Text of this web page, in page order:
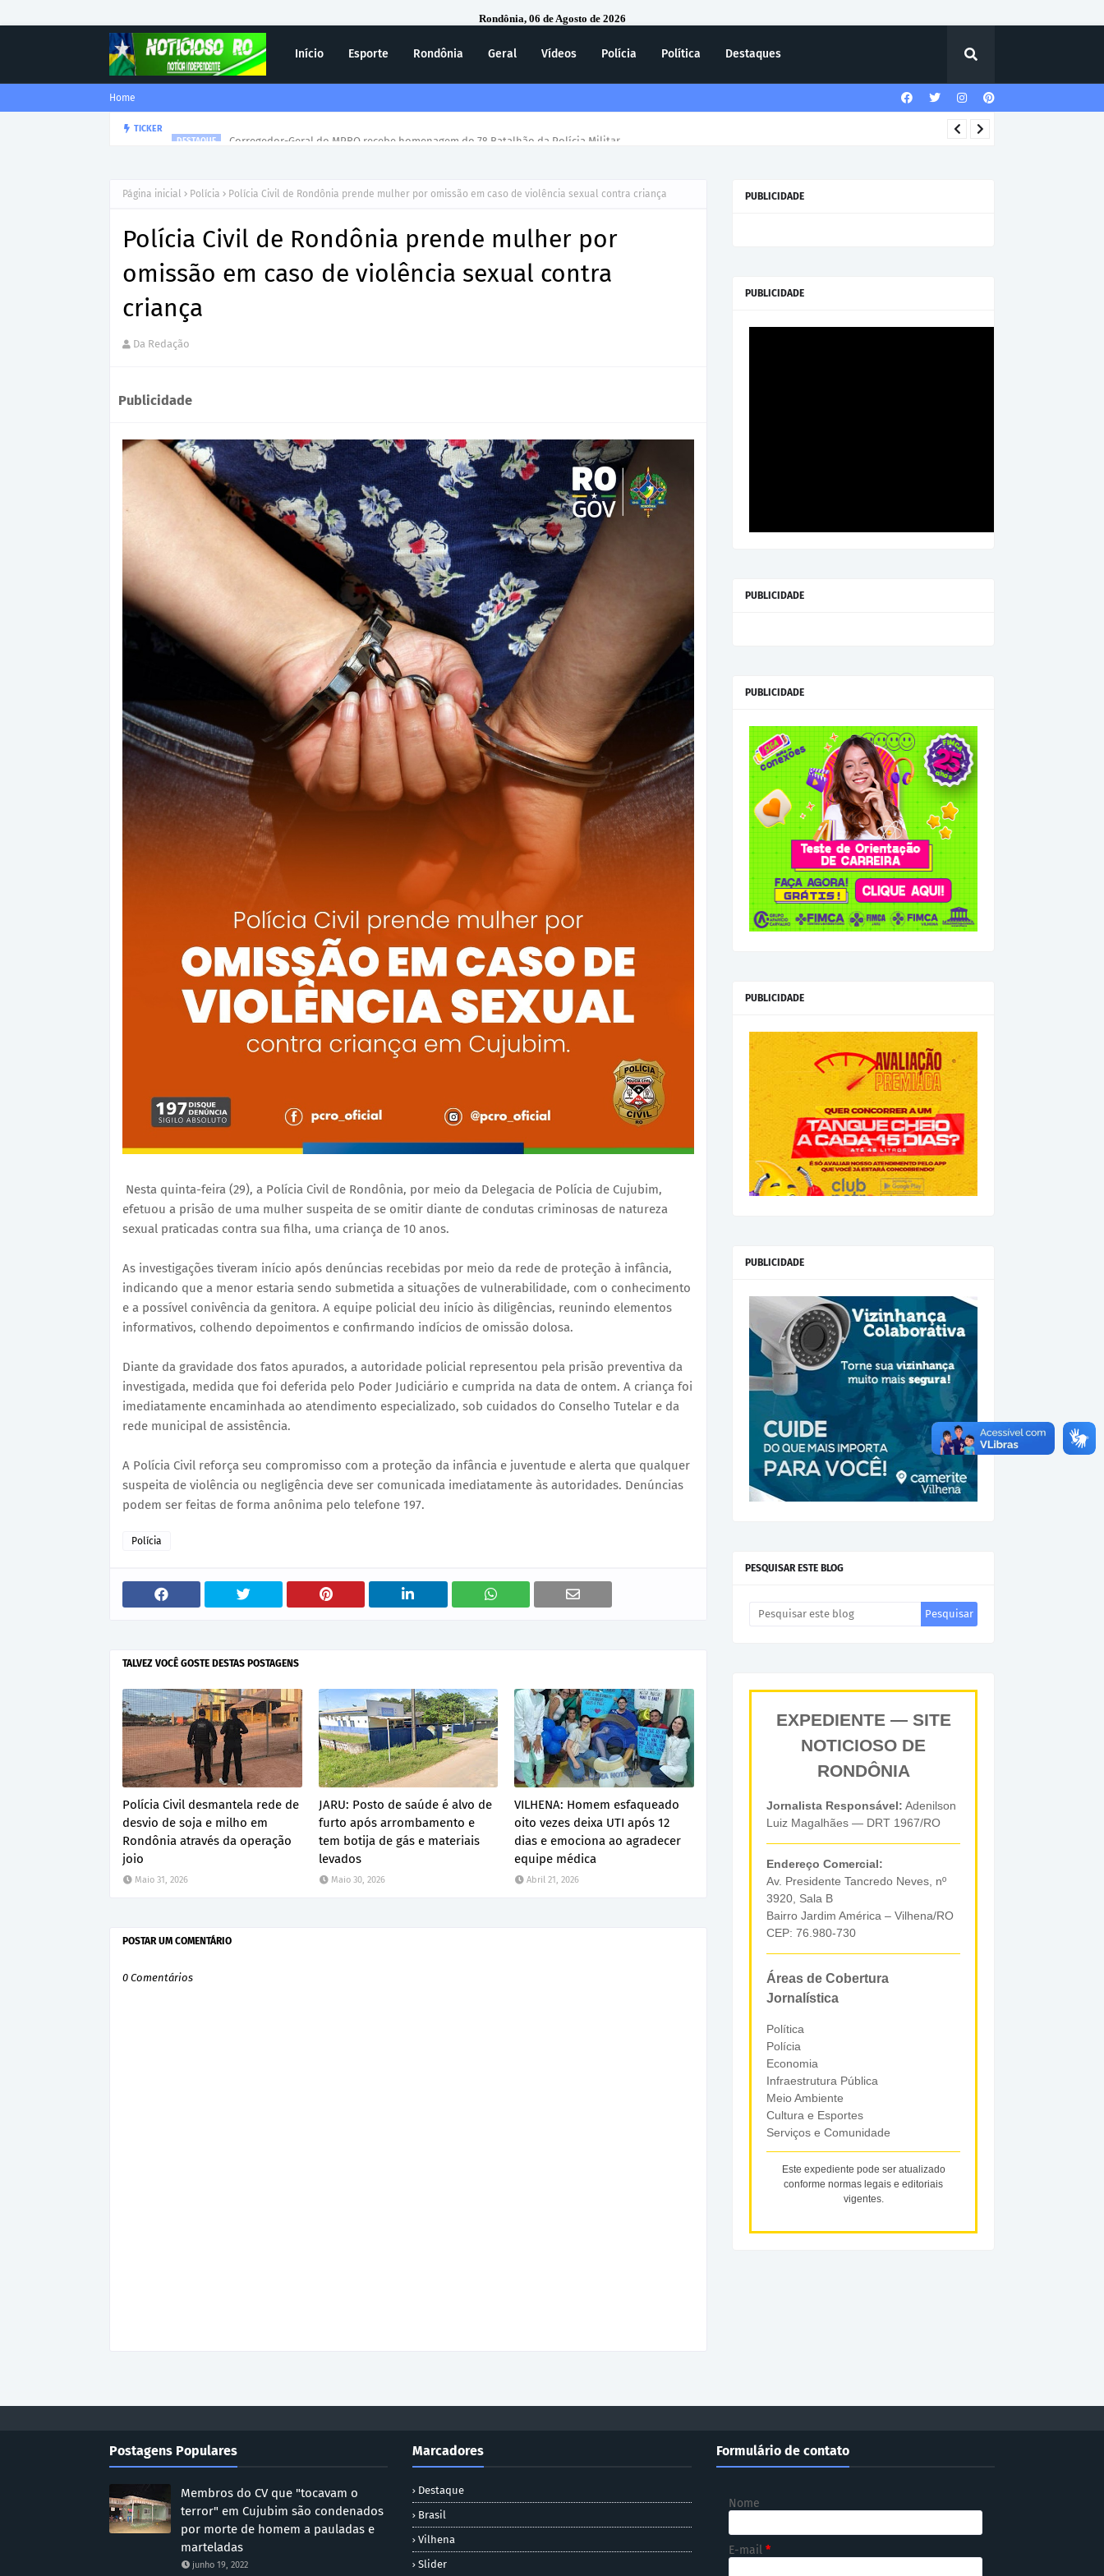
Rondônia, 06 de Agosto de 2026
Início Esporte Rondônia Geral Vídeos Polícia Política Destaques
Home
TICKER
Página inicial Polícia Polícia Civil de Rondônia prende mulher por omissão em caso de violência sexual contra criança
Polícia Civil de Rondônia prende mulher por
omissão em caso de violência sexual contra
criança
Da Redação
Publicidade
Nesta quinta-feira (29), a Polícia Civil de Rondônia, por meio da Delegacia de Polícia de Cujubim,
efetuou a prisão de uma mulher suspeita de se omitir diante de condutas criminosas de natureza
sexual praticadas contra sua filha, uma criança de 10 anos.
As investigações tiveram início após denúncias recebidas por meio da rede de proteção à infância,
indicando que a menor estaria sendo submetida a situações de vulnerabilidade, com o conhecimento
e a possível conivência da genitora. A equipe policial deu início às diligências, reunindo elementos
informativos, colhendo depoimentos e confirmando indícios de omissão dolosa.
Diante da gravidade dos fatos apurados, a autoridade policial representou pela prisão preventiva da
investigada, medida que foi deferida pelo Poder Judiciário e cumprida na data de ontem. A criança foi
imediatamente encaminhada ao atendimento especializado, sob cuidados do Conselho Tutelar e da
rede municipal de assistência.
A Polícia Civil reforça seu compromisso com a proteção da infância e juventude e alerta que qualquer
suspeita de violência ou negligência deve ser comunicada imediatamente às autoridades. Denúncias
podem ser feitas de forma anônima pelo telefone 197.
Polícia
TALVEZ VOCÊ GOSTE DESTAS POSTAGENS
Polícia Civil desmantela rede de
desvio de soja e milho em
Rondônia através da operação
joio
Maio 31, 2026
JARU: Posto de saúde é alvo de
furto após arrombamento e
tem botija de gás e materiais
levados
Maio 30, 2026
VILHENA: Homem esfaqueado
oito vezes deixa UTI após 12
dias e emociona ao agradecer
equipe médica
Abril 21, 2026
POSTAR UM COMENTÁRIO
0 Comentários
PUBLICIDADE
PUBLICIDADE
PUBLICIDADE
PUBLICIDADE
PUBLICIDADE
PUBLICIDADE
PESQUISAR ESTE BLOG
EXPEDIENTE — SITE
NOTICIOSO DE
RONDÔNIA
Jornalista Responsável: Adenilson
Luiz Magalhães — DRT 1967/RO
Endereço Comercial:
Av. Presidente Tancredo Neves, nº
3920, Sala B
Bairro Jardim América – Vilhena/RO
CEP: 76.980-730
Áreas de Cobertura
Jornalística
Política
Polícia
Economia
Infraestrutura Pública
Meio Ambiente
Cultura e Esportes
Serviços e Comunidade
Este expediente pode ser atualizado
conforme normas legais e editoriais
vigentes.
Postagens Populares
Membros do CV que "tocavam o
terror" em Cujubim são condenados
por morte de homem a pauladas e
marteladas
junho 19, 2022
Marcadores
Destaque
Brasil
Vilhena
Slider
Formulário de contato
Nome
E-mail *